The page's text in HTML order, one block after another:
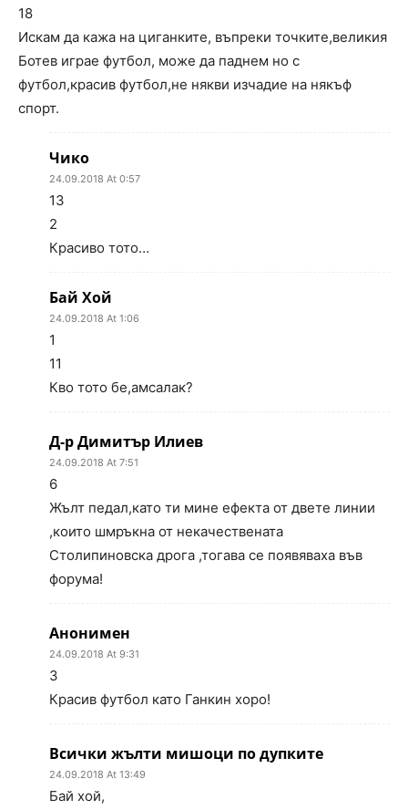
18
Искам да кажа на циганките, въпреки точките,великия
Ботев играе футбол, може да паднем но с
футбол,красив футбол,не някви изчадие на някъф
спорт.
Чико
24.09.2018 At 0:57
13
2
Красиво тото…
Бай Хой
24.09.2018 At 1:06
1
11
Кво тото бе,амсалак?
Д-р Димитър Илиев
24.09.2018 At 7:51
6
Жълт педал,като ти мине ефекта от двете линии
,които шмръкна от некачествената
Столипиновска дрога ,тогава се появяваха във
форума!
Анонимен
24.09.2018 At 9:31
3
Красив футбол като Ганкин хоро!
Всички жълти мишоци по дупките
24.09.2018 At 13:49
Бай хой,